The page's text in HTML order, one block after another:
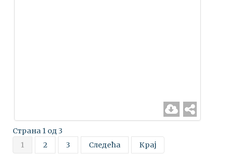
Страна 1 од 3
1
2 3 Следећа Крај